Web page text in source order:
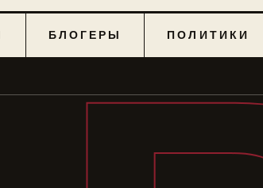
БЛОГЕРЫ ПОЛИТИКИ